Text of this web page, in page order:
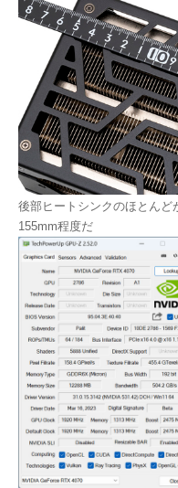
後部ヒートシンクのほとんど
155mm程度だ